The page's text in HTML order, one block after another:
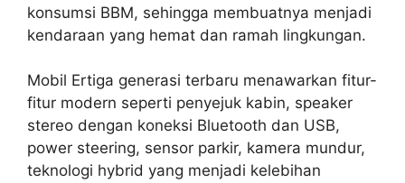
konsumsi BBM, sehingga membuatnya menjadi
kendaraan yang hemat dan ramah lingkungan.
Mobil Ertiga generasi terbaru menawarkan fitur-
fitur modern seperti penyejuk kabin, speaker
stereo dengan koneksi Bluetooth dan USB,
power steering, sensor parkir, kamera mundur,
teknologi hybrid yang menjadi kelebihan